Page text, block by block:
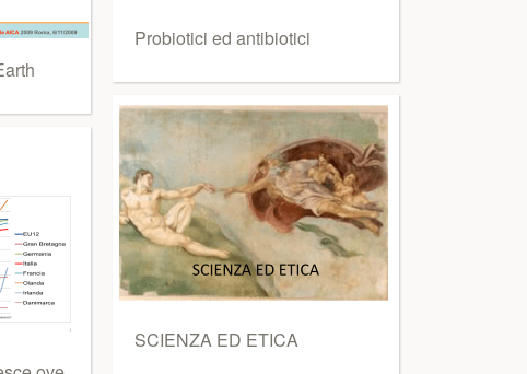
Probiotici ed antibiotici
SCIENZA ED ETICA